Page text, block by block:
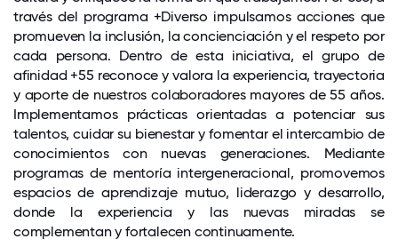
través del programa +Diverso impulsamos acciones que
promueven la inclusión, la concienciación y el respeto por
cada persona. Dentro de esta iniciativa, el grupo de
afinidad +55 reconoce y valora la experiencia, trayectoria
y aporte de nuestros colaboradores mayores de 55 años.
Implementamos prácticas orientadas a potenciar sus
talentos, cuidar su bienestar y fomentar el intercambio de
conocimientos con nuevas generaciones. Mediante
programas de mentoría intergeneracional, promovemos
espacios de aprendizaje mutuo, liderazgo y desarrollo,
donde la experiencia y las nuevas miradas se
complementan y fortalecen continuamente.